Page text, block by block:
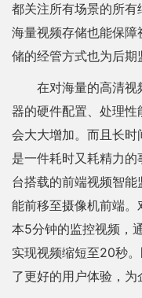
都关注所有场景的所
海量视频存储也能保
储的经管方式也为后期
在对海量的高清视
器的硬件配置、处理
会大大增加。而且长时
是一件耗时又耗精力
台搭载的前端视频智
能前移至摄像机前端
本5分钟的监控视频，
实现视频缩短至20秒
了更好的用户体验，为